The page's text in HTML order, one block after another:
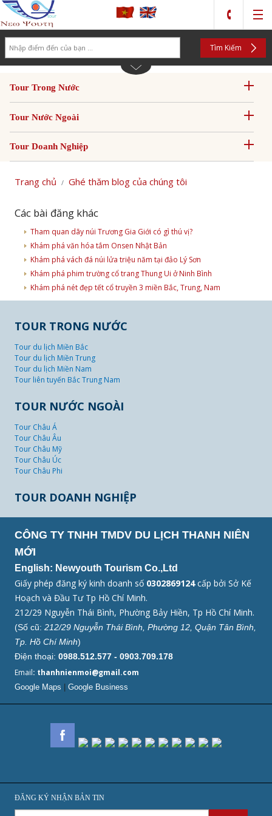
Tìm Kiếm
Tour Trong Nước
Tour Nước Ngoài
Tour Doanh Nghiệp
Trang chủ Ghé thăm blog của chúng tôi
Các bài đăng khác
Tham quan dãy núi Trương Gia Giới có gì thú vị?
Khám phá văn hóa tắm Onsen Nhật Bản
Khám phá vách đá núi lửa triệu năm tại đảo Lý Sơn
Khám phá phim trường cổ trang Thung Ui ở Ninh Bình
Khám phá nét đẹp tết cổ truyền 3 miền Bắc, Trung, Nam
TOUR TRONG NƯỚC
Tour du lịch Miền Bắc
Tour du lịch Miền Trung
Tour du lịch Miền Nam
Tour liên tuyến Bắc Trung Nam
TOUR NƯỚC NGOÀI
Tour Châu Á
Tour Châu Âu
Tour Châu Mỹ
Tour Châu Úc
Tour Châu Phi
TOUR DOANH NGHIỆP
CÔNG TY TNHH TMDV DU LỊCH THANH NIÊN
MỚI
English: Newyouth Tourism Co.,Ltd
Giấy phép đăng ký kinh doanh số 0302869124cấp bởi Sở Kế
Hoạch và Đầu Tư Tp Hồ Chí Minh.
212/29 Nguyễn Thái Bình, Phường Bảy Hiền, Tp Hồ Chí Minh.
(Số cũ: 212/29 Nguyễn Thái Bình, Phường 12, Quận Tân Bình,
Tp. Hồ Chí Minh)
Điện thoại: 0988.512.577 - 0903.709.178
Email: thanhnienmoi@gmail.com
Google Maps Google Business
ĐĂNG KÝ NHẬN BẢN TIN